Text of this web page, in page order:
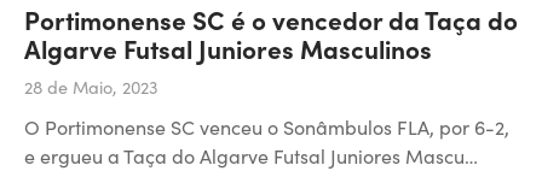
Portimonense SC é o vencedor da Taça do
Algarve Futsal Juniores Masculinos
28 de Maio, 2023
O Portimonense SC venceu o Sonâmbulos FLA, por 6-2,
e ergueu a Taça do Algarve Futsal Juniores Mascu…